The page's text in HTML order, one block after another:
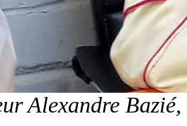
Alexandre